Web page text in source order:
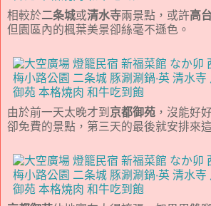
相較於二条城或清水寺兩景點，或許高
但園區內的楓葉美景卻絲毫不遜色。
由於前一天太晚才到 京都御苑 ，沒能好
卻免費的景點，第三天的最後就安排來